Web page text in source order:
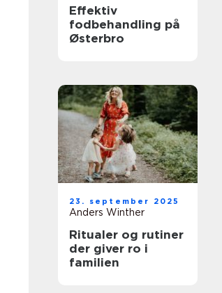
Effektiv
fodbehandling på
Østerbro
23. september 2025
Anders Winther
Ritualer og rutiner
der giver ro i
familien